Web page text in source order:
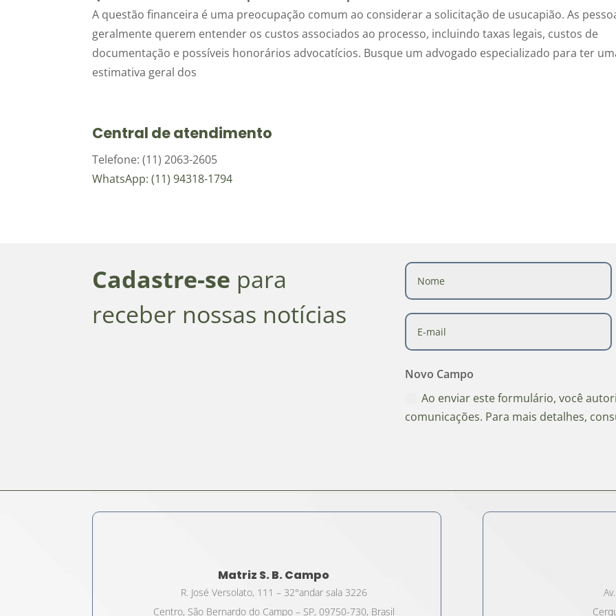
A questão financeira é uma preocupação comum ao considerar a solicitação de usucapião. As
geralmente querem entender os custos associados ao processo, incluindo taxas legais, custos de
documentação e possíveis honorários advocatícios. Busque um advogado especializado para ter
estimativa geral dos
Central de atendimento
Telefone: (11) 2063-2605
WhatsApp: (11) 94318-1794
Cadastre-se para
receber nossas notícias
Novo Campo
Ao enviar este formulário, você
comunicações. Para mais detalhes,
Matriz S. B. Campo
R. José Versolato, 111 – 32°andar sala 3226
Centro, São Bernardo do Campo – SP, 09750-730, Brasil